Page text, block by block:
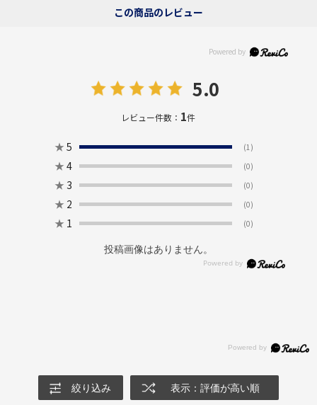
この商品のレビュー
5.0
レビュー件数： 1件
★ 5 (1)
★ 4 (0)
★ 3 (0)
★ 2 (0)
★ 1 (0)
投稿画像はありません。
絞り込み 表示：評価が高い順